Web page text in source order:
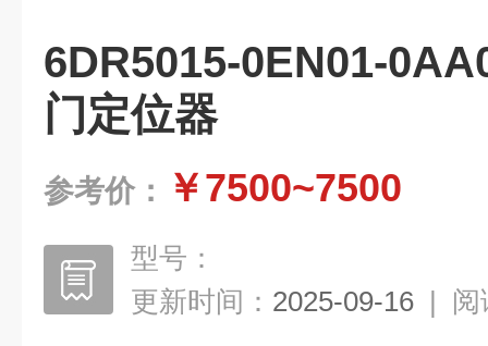
6DR5015-0EN01-
门定位器
参考价： ￥7500~7500
型号：
更新时间： 2025-09-16 | 阅